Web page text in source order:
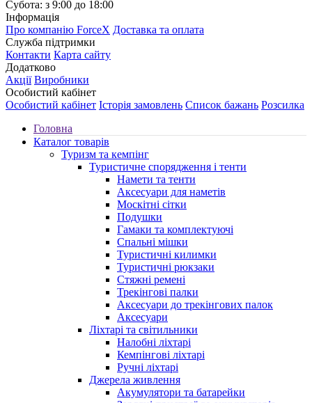
Субота: з 9:00 до 18:00
Інформація
Про компанію ForceX Доставка та оплата
Служба підтримки
Контакти Карта сайту
Додатково
Акції Виробники
Особистий кабінет
Особистий кабінет Історія замовлень Список бажань Розсилка
Головна
Каталог товарів
Туризм та кемпінг
Туристичне спорядження і тенти
Намети та тенти
Аксесуари для наметів
Москітні сітки
Подушки
Гамаки та комплектуючі
Спальні мішки
Туристичні килимки
Туристичні рюкзаки
Стяжні ремені
Трекінгові палки
Аксесуари до трекінгових палок
Аксесуари
Ліхтарі та світильники
Налобні ліхтарі
Кемпінгові ліхтарі
Ручні ліхтарі
Джерела живлення
Акумулятори та батарейки